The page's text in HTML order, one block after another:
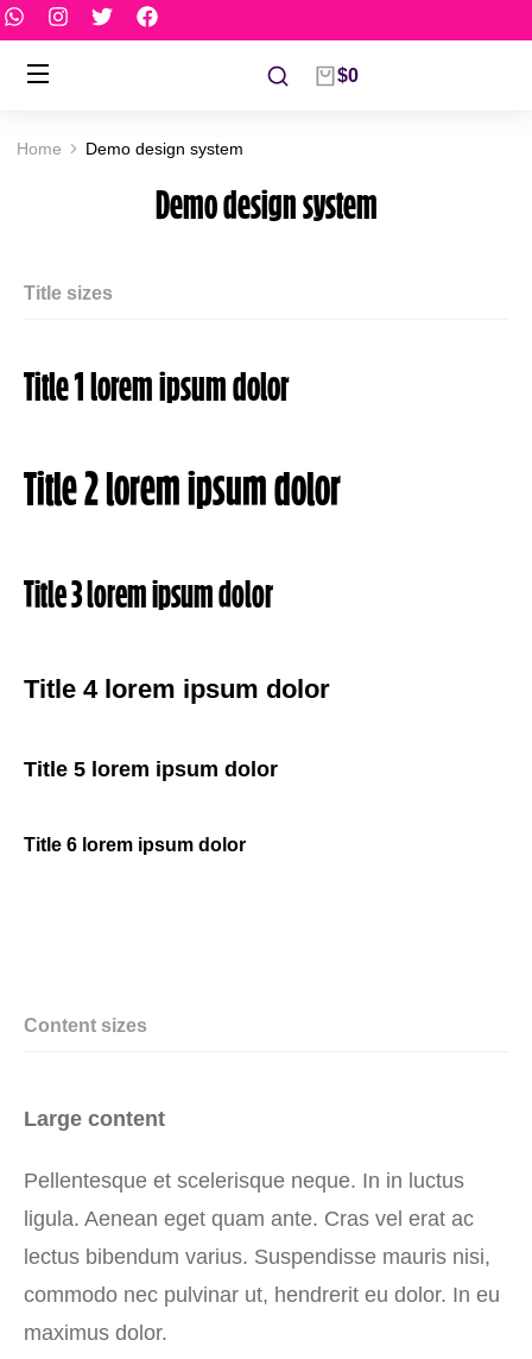
$0
You are here:
Home Demo design system
Demo design system
Title sizes
Title 1 lorem ipsum dolor
Title 2 lorem ipsum dolor
Title 3 lorem ipsum dolor
Title 4 lorem ipsum dolor
Title 5 lorem ipsum dolor
Title 6 lorem ipsum dolor
Content sizes
Large content
Pellentesque et scelerisque neque. In in luctus
ligula. Aenean eget quam ante. Cras vel erat ac
lectus bibendum varius. Suspendisse mauris nisi,
commodo nec pulvinar ut, hendrerit eu dolor. In eu
maximus dolor.